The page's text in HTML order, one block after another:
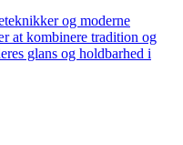
og moderne
at kombinere tradition og
glans og holdbarhed i